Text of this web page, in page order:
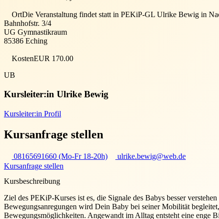
OrtDie Veranstaltung findet statt in PEKiP-GL Ulrike Bewig in
Bahnhofstr. 3/4
UG Gymnastikraum
85386 Eching
KostenEUR 170.00
UB
Kursleiter:in Ulrike Bewig
Kursleiter:in Profil
Kursanfrage stellen
08165691660 (Mo-Fr 18-20h)
ulrike.bewig@web.de
Kursanfrage stellen
Kursbeschreibung
Ziel des PEKiP-Kurses ist es, die Signale des Babys besser
Bewegungsanregungen wird Dein Baby bei seiner Mobilität
Bewegungsmöglichkeiten. Angewandt im Alltag entsteht eine enge